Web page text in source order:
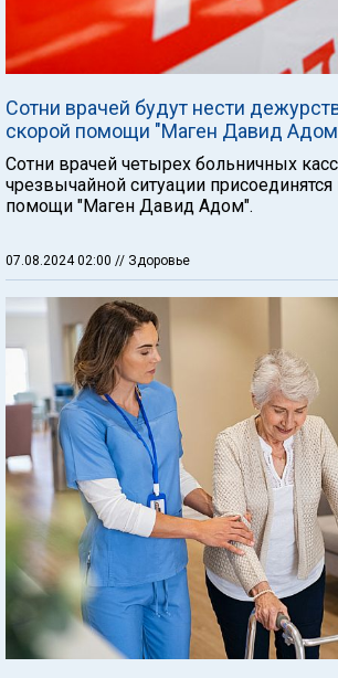
Сотни врачей будут нести
скорой помощи "Маген Давид
Сотни врачей четырех больничных
чрезвычайной ситуации
помощи "Маген Давид Адом".
07.08.2024 02:00 // Здоровье